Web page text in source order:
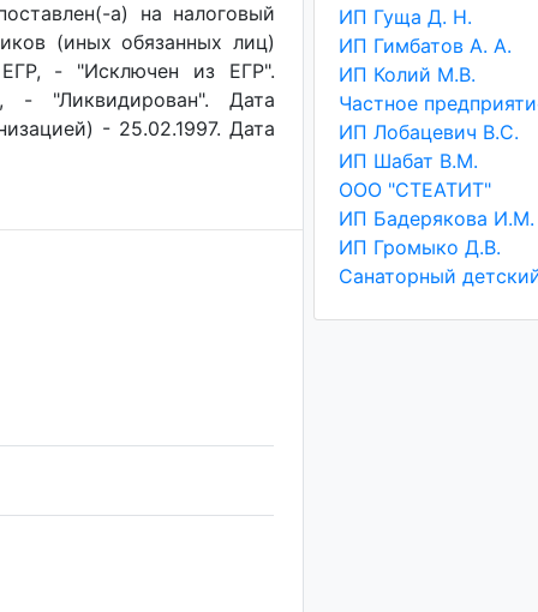
a) на налоговый
(иных обязанных лиц)
ЕГР, - "Исключен из ЕГР".
- "Ликвидирован". Дата
- 25.02.1997. Дата
ИП Гуща Д. Н.
ИП Гимбатов А. А.
ИП Колий М.В.
ИП Лобацевич В.С.
ИП Шабат В.М.
ООО "СТЕАТИТ"
ИП Бадерякова И.М.
ИП Громыко Д.В.